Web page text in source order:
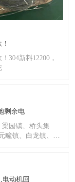
304新料12200，
剩余电
园镇、桥头集
疃镇、白龙镇、包
动机回